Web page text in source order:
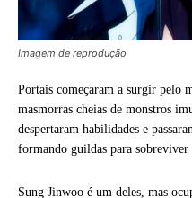
Imagem de reprodução
Portais começaram a surgir pelo
masmorras cheias de monstros
despertaram habilidades e
formando guildas para sobreviver
Sung Jinwoo é um deles, mas